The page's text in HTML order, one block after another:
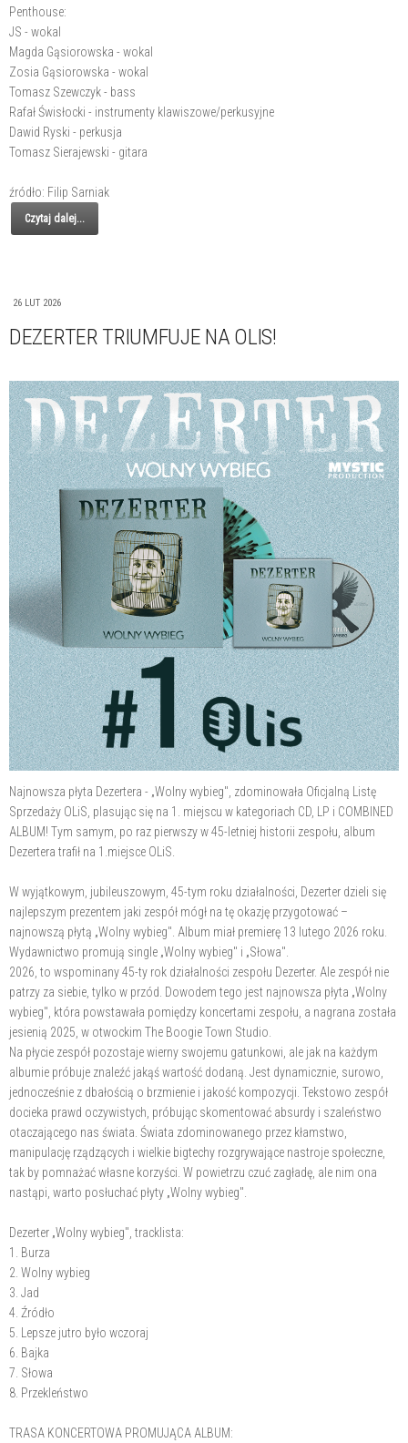
Penthouse:
JS - wokal
Magda Gąsiorowska - wokal
Zosia Gąsiorowska - wokal
Tomasz Szewczyk - bass
Rafał Świsłocki - instrumenty klawiszowe/perkusyjne
Dawid Ryski - perkusja
Tomasz Sierajewski - gitara
źródło: Filip Sarniak
Czytaj dalej...
26 LUT 2026
DEZERTER TRIUMFUJE NA OLIS!
Najnowsza płyta Dezertera - „Wolny wybieg", zdominowała Oficjalną Listę
Sprzedaży OLiS, plasując się na 1. miejscu w kategoriach CD, LP i COMBINED
ALBUM! Tym samym, po raz pierwszy w 45-letniej historii zespołu, album
Dezertera trafił na 1.miejsce OLiS.
W wyjątkowym, jubileuszowym, 45-tym roku działalności, Dezerter dzieli się
najlepszym prezentem jaki zespół mógł na tę okazję przygotować –
najnowszą płytą „Wolny wybieg". Album miał premierę 13 lutego 2026 roku.
Wydawnictwo promują single „Wolny wybieg" i „Słowa".
2026, to wspominany 45-ty rok działalności zespołu Dezerter. Ale zespół nie
patrzy za siebie, tylko w przód. Dowodem tego jest najnowsza płyta „Wolny
wybieg", która powstawała pomiędzy koncertami zespołu, a nagrana została
jesienią 2025, w otwockim The Boogie Town Studio.
Na płycie zespół pozostaje wierny swojemu gatunkowi, ale jak na każdym
albumie próbuje znaleźć jakąś wartość dodaną. Jest dynamicznie, surowo,
jednocześnie z dbałością o brzmienie i jakość kompozycji. Tekstowo zespół
docieka prawd oczywistych, próbując skomentować absurdy i szaleństwo
otaczającego nas świata. Świata zdominowanego przez kłamstwo,
manipulację rządzących i wielkie bigtechy rozgrywające nastroje społeczne,
tak by pomnażać własne korzyści. W powietrzu czuć zagładę, ale nim ona
nastąpi, warto posłuchać płyty „Wolny wybieg".
Dezerter „Wolny wybieg", tracklista:
1. Burza
2. Wolny wybieg
3. Jad
4. Źródło
5. Lepsze jutro było wczoraj
6. Bajka
7. Słowa
8. Przekleństwo
TRASA KONCERTOWA PROMUJĄCA ALBUM: